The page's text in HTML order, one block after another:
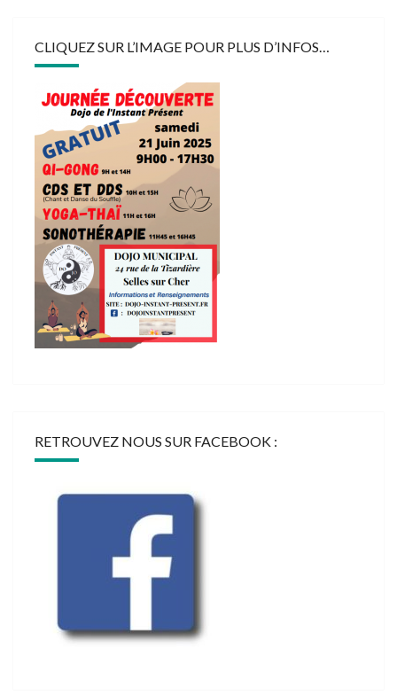
CLIQUEZ SUR L’IMAGE POUR PLUS D’INFOS…
RETROUVEZ NOUS SUR FACEBOOK :